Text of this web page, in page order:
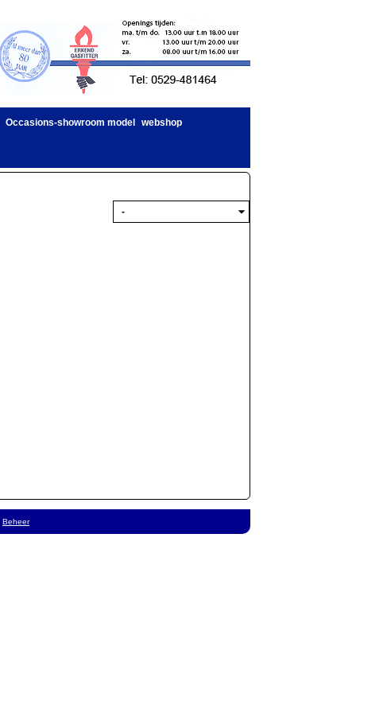
Occasions-showroom model webshop
Beheer